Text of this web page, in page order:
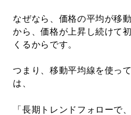
なぜなら、価格の平均が移
から、価格が上昇し続けて
くるからです。
つまり、移動平均線を使っ
は、
「長期トレンドフォローで